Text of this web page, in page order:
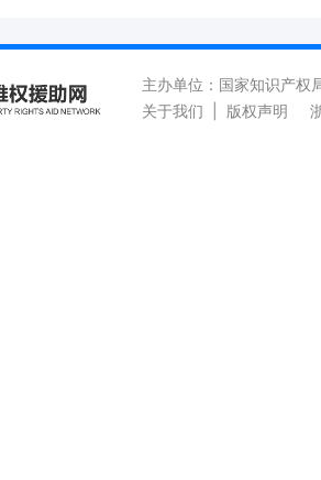
主办单位：国家知识产
关于我们
版权声明